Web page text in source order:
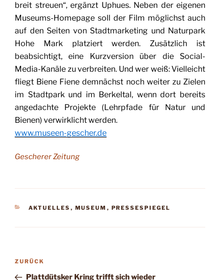
breit streuen“, ergänzt Uphues. Neben der eigenen
Museums-Homepage soll der Film möglichst auch
auf den Seiten von Stadtmarketing und Naturpark
Hohe Mark platziert werden. Zusätzlich ist
beabsichtigt, eine Kurzversion über die Social-
Media-Kanäle zu verbreiten. Und wer weiß: Vielleicht
fliegt Biene Fiene demnächst noch weiter zu Zielen
im Stadtpark und im Berkeltal, wenn dort bereits
angedachte Projekte (Lehrpfade für Natur und
Bienen) verwirklicht werden.
www.museen-gescher.de
Gescherer Zeitung
KATEGORIEN
AKTUELLES , MUSEUM , PRESSESPIEGEL
Beitragsnavigation
Vorheriger
Beitrag
ZURÜCK
Plattdütsker Kring trifft sich wieder